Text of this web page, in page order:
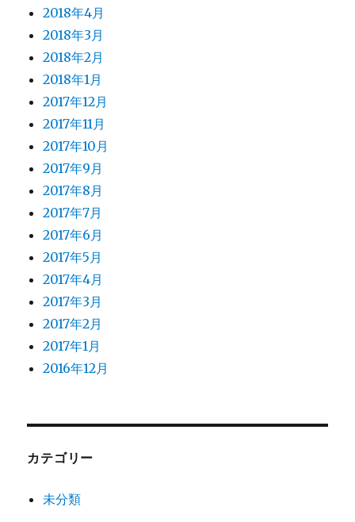
2018年4月
2018年3月
2018年2月
2018年1月
2017年12月
2017年11月
2017年10月
2017年9月
2017年8月
2017年7月
2017年6月
2017年5月
2017年4月
2017年3月
2017年2月
2017年1月
2016年12月
カテゴリー
未分類